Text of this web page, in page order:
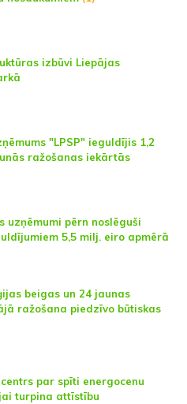
izbūvi Liepājas
"LPSP" ieguldījis 1,2
ražošanas iekārtās
uzņēmumi pērn noslēguši
5,5 milj. eiro apmērā
beigas un 24 jaunas
ražošana piedzīvo būtiskas
centrs par spīti energocenu
turpina attīstību